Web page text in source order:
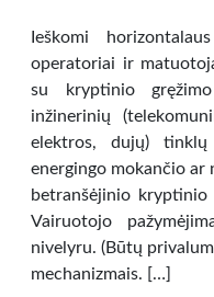
Ieškomi
operatoriai ir
su kryptinio
inžinerinių
elektros, dujų) tinklų
energingo mokančio
betranšėjinio kryptinio
Vairuotojo
nivelyru. (Būtų
mechanizmais. […]